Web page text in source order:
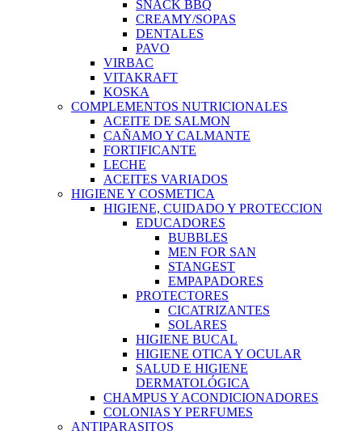
SNACK BBQ
CREAMY/SOPAS
DENTALES
PAVO
VIRBAC
VITAKRAFT
KOSKA
COMPLEMENTOS NUTRICIONALES
ACEITE DE SALMON
CAÑAMO Y CALMANTE
FORTIFICANTE
LECHE
ACEITES VARIADOS
HIGIENE Y COSMETICA
HIGIENE, CUIDADO Y PROTECCION
EDUCADORES
BUBBLES
MEN FOR SAN
STANGEST
EMPAPADORES
PROTECTORES
CICATRIZANTES
SOLARES
HIGIENE BUCAL
HIGIENE OTICA Y OCULAR
SALUD E HIGIENE
DERMATOLÓGICA
CHAMPUS Y ACONDICIONADORES
COLONIAS Y PERFUMES
ANTIPARASITOS